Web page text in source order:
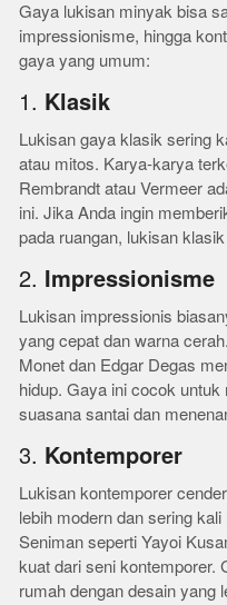
Gaya lukisan minyak bisa
impressionisme, hingga
gaya yang umum:
1. Klasik
Lukisan gaya klasik sering
atau mitos. Karya-karya
Rembrandt atau Vermeer
ini. Jika Anda ingin
pada ruangan, lukisan
2. Impressionisme
Lukisan impressionis
yang cepat dan warna
Monet dan Edgar Degas
hidup. Gaya ini cocok
suasana santai dan
3. Kontemporer
Lukisan kontemporer
lebih modern dan sering
Seniman seperti Yayoi
kuat dari seni kontemporer.
rumah dengan desain yang